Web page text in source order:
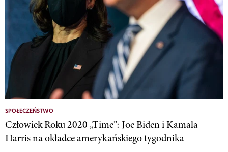
SPOŁECZEŃSTWO
Człowiek Roku 2020 „Time”: Joe Biden i Kamala
Harris na okładce amerykańskiego tygodnika